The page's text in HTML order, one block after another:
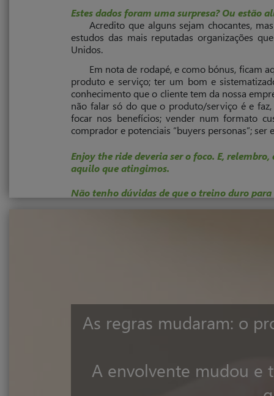
Estes dados foram uma surpresa? Ou estão
Acredito que alguns sejam chocantes,
estudos das mais reputadas organizações
Unidos.
Em nota de rodapé, e como bónus, ficam
produto e serviço; ter um bom e
conhe­cimento que o cliente tem da nossa
não falar só do que o produto/serviço é e
focar nos benefícios; vender num formato
comprador e potenciais “buyers personas”;
Enjoy the ride deveria ser o foco. E,
aquilo que atingimos.
Não tenho dúvidas de que o treino duro
As regras mudaram: o
A envolvente mudou e